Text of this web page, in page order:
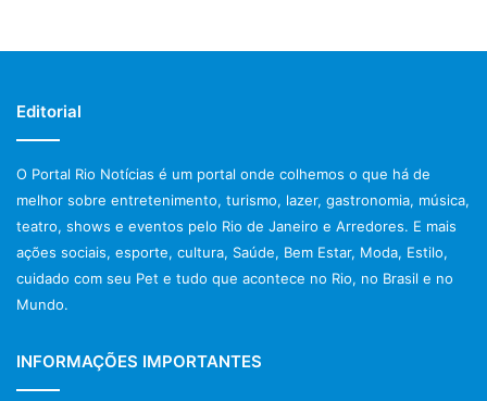
Editorial
O Portal Rio Notícias é um portal onde colhemos o que há de
melhor sobre entretenimento, turismo, lazer, gastronomia, música,
teatro, shows e eventos pelo Rio de Janeiro e Arredores. E mais
ações sociais, esporte, cultura, Saúde, Bem Estar, Moda, Estilo,
cuidado com seu Pet e tudo que acontece no Rio, no Brasil e no
Mundo.
INFORMAÇÕES IMPORTANTES